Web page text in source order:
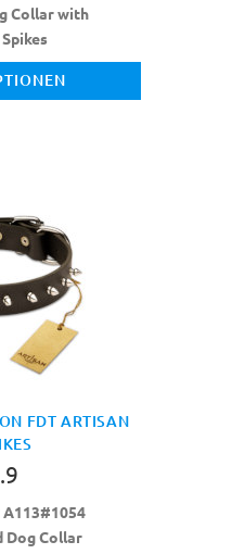
Collar with
FDT ARTISAN
A113#1054
Dog Collar